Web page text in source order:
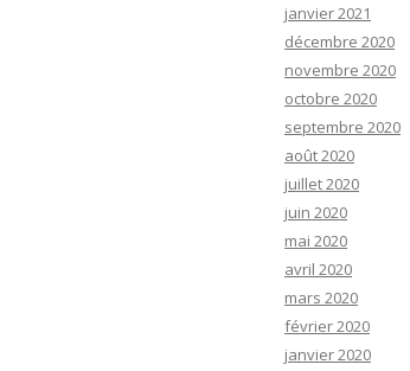
janvier 2021
décembre 2020
novembre 2020
octobre 2020
septembre 2020
août 2020
juillet 2020
juin 2020
mai 2020
avril 2020
mars 2020
février 2020
janvier 2020